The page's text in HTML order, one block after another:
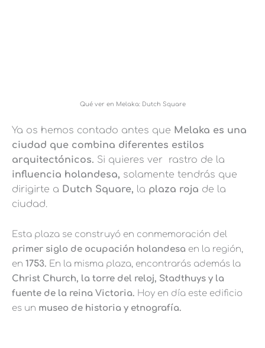
Qué ver en Melaka: Dutch Square
Ya os hemos contado antes que Melaka es una
ciudad que combina diferentes estilos
arquitectónicos. Si quieres ver rastro de la
influencia holandesa, solamente tendrás que
dirigirte a Dutch Square, la plaza roja de la
ciudad.
Esta plaza se construyó en conmemoración del
primer siglo de ocupación holandesa en la región,
en 1753. En la misma plaza, encontrarás además la
Christ Church, la torre del reloj, Stadthuys y la
fuente de la reina Victoria. Hoy en día este edificio
es un museo de historia y etnografía.